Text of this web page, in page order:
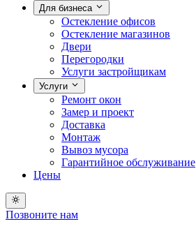
Для бизнеса
Остекление офисов
Остекление магазинов
Двери
Перегородки
Услуги застройщикам
Услуги
Ремонт окон
Замер и проект
Доставка
Монтаж
Вывоз мусора
Гарантийное обслуживание
Цены
Позвоните нам